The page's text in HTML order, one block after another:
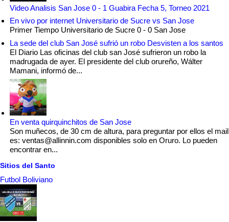
Video Analisis San Jose 0 - 1 Guabira Fecha 5, Torneo 2021
En vivo por internet Universitario de Sucre vs San Jose
Primer Tiempo Universitario de Sucre 0 - 0 San Jose
La sede del club San José sufrió un robo Desvisten a los santos
El Diario Las oficinas del club san José sufrieron un robo la
madrugada de ayer. El presidente del club orureño, Wálter
Mamani, informó de...
En venta quirquinchitos de San Jose
Son muñecos, de 30 cm de altura, para preguntar por ellos el mail
es: ventas@allinnin.com disponibles solo en Oruro. Lo pueden
encontrar en...
Sitios del Santo
Futbol Boliviano